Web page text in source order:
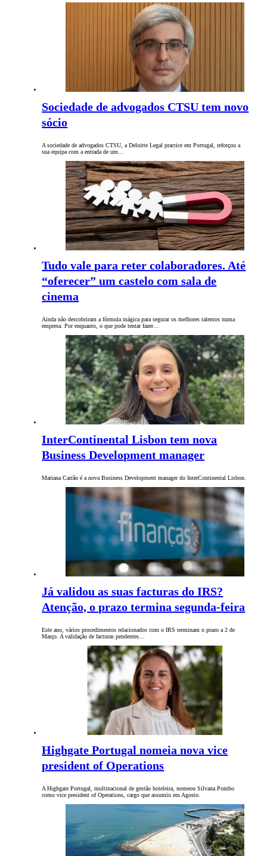
Sociedade de advogados CTSU tem novo
sócio
A sociedade de advogados CTSU, a Deloitte Legal practice em Portugal, reforçou a
sua equipa com a entrada de um…
Tudo vale para reter colaboradores. Até
“oferecer” um castelo com sala de
cinema
Ainda não descobriram a fórmula mágica para segurar os melhores talentos numa
empresa. Por enquanto, o que pode tentar fazer…
InterContinental Lisbon tem nova
Business Development manager
Mariana Carrão é a nova Business Development manager do InterContinental Lisbon.
Já validou as suas facturas do IRS?
Atenção, o prazo termina segunda-feira
Este ano, vários procedimentos relacionados com o IRS terminam o prazo a 2 de
Março. A validação de facturas pendentes…
Highgate Portugal nomeia nova vice
president of Operations
A Highgate Portugal, multinacional de gestão hoteleira, nomeou Silvana Pombo
como vice president of Operations, cargo que assumiu em Agosto.